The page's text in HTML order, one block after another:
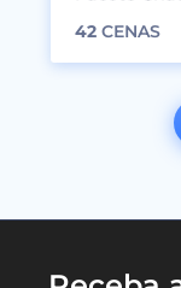
42 CENAS